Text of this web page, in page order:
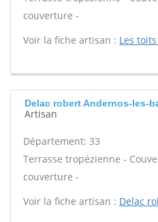
couverture -
Voir la fiche artisan : Les
Delac robert Andernos-les-
Artisan
Département: 33
Terrasse tropézienne -
couverture -
Voir la fiche artisan : Delac